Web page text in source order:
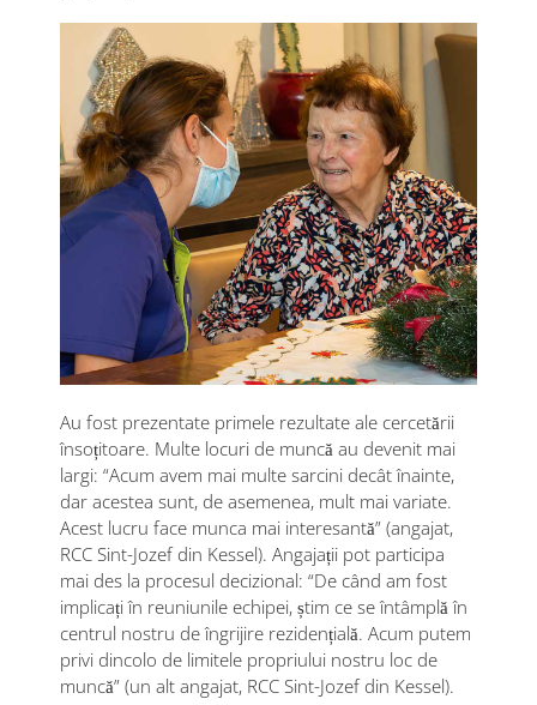
Au fost prezentate primele rezultate ale cercetării
însoțitoare. Multe locuri de muncă au devenit mai
largi: “Acum avem mai multe sarcini decât înainte,
dar acestea sunt, de asemenea, mult mai variate.
Acest lucru face munca mai interesantă” (angajat,
RCC Sint-Jozef din Kessel). Angajații pot participa
mai des la procesul decizional: “De când am fost
implicați în reuniunile echipei, știm ce se întâmplă în
centrul nostru de îngrijire rezidențială. Acum putem
privi dincolo de limitele propriului nostru loc de
muncă” (un alt angajat, RCC Sint-Jozef din Kessel).